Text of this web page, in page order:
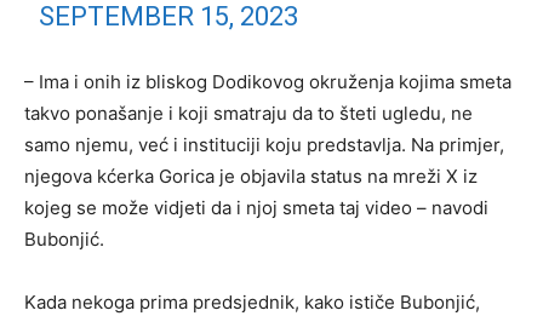
SEPTEMBER 15, 2023
– Ima i onih iz bliskog Dodikovog okruženja kojima smeta
takvo ponašanje i koji smatraju da to šteti ugledu, ne
samo njemu, već i instituciji koju predstavlja. Na primjer,
njegova kćerka Gorica je objavila status na mreži X iz
kojeg se može vidjeti da i njoj smeta taj video – navodi
Bubonjić.
Kada nekoga prima predsjednik, kako ističe Bubonjić,